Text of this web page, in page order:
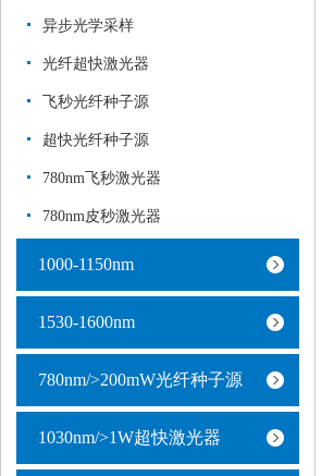
异步光学采样
光纤超快激光器
飞秒光纤种子源
超快光纤种子源
780nm飞秒激光器
780nm皮秒激光器
1000-1150nm
1530-1600nm
780nm/>200mW光纤种子源
1030nm/>1W超快激光器